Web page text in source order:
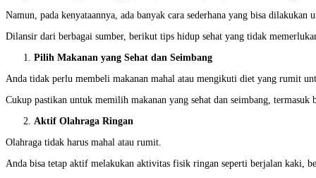
Namun, pada kenyataannya, ada banyak cara sederhana yang bisa
Dilansir dari berbagai sumber, berikut tips hidup sehat yang tidak
Pilih Makanan yang Sehat dan Seimbang
Anda tidak perlu membeli makanan mahal atau mengikuti diet yang rumit
Cukup pastikan untuk memilih makanan yang sehat dan seimbang,
Aktif Olahraga Ringan
Olahraga tidak harus mahal atau rumit.
Anda bisa tetap aktif melakukan aktivitas fisik ringan seperti berjalan kaki,